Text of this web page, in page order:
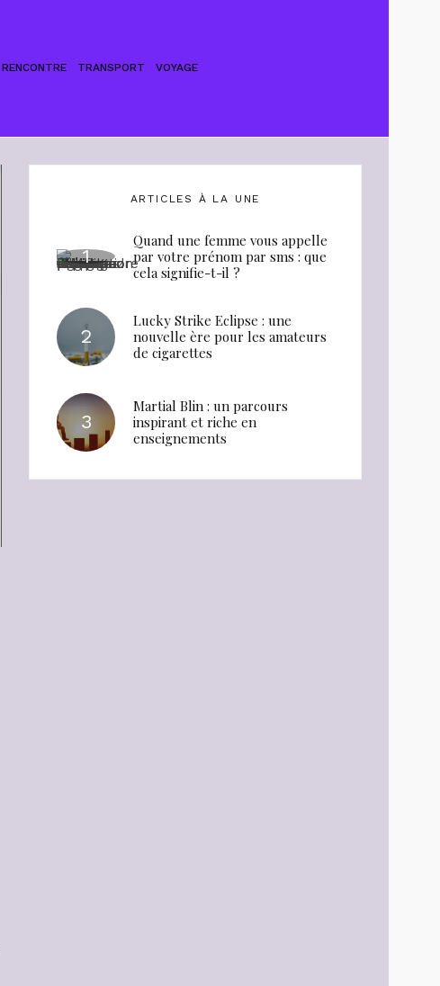
RENCONTRE TRANSPORT VOYAGE
ARTICLES À LA UNE
Quand une femme vous appelle
par votre prénom par sms : que
cela signifie-t-il ?
Lucky Strike Eclipse : une
nouvelle ère pour les amateurs
de cigarettes
Martial Blin : un parcours
inspirant et riche en
enseignements